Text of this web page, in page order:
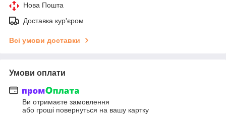
Нова Пошта
Доставка кур'єром
Всі умови доставки
Умови оплати
Ви отримаєте замовлення
або гроші повернуться на вашу картку